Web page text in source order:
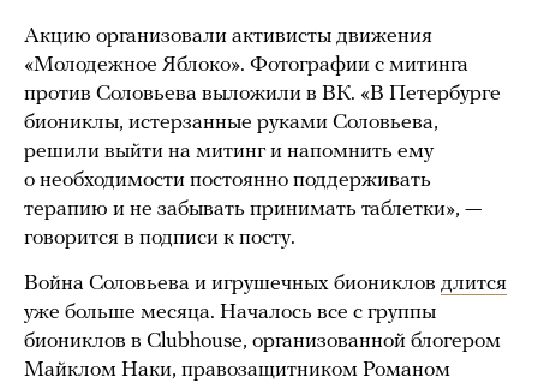
Акцию организовали активисты движения
«Молодежное Яблоко». Фотографии с митинга
против Соловьева выложили в ВК. «В Петербурге
биониклы, истерзанные руками Соловьева,
решили выйти на митинг и напомнить ему
о необходимости постоянно поддерживать
терапию и не забывать принимать таблетки», —
говорится в подписи к посту.
Война Соловьева и игрушечных биониклов длится
уже больше месяца. Началось все с группы
биониклов в Clubhouse, организованной блогером
Майклом Наки, правозащитником Романом